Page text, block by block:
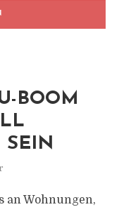
BOOM
SEIN
an Wohnungen,